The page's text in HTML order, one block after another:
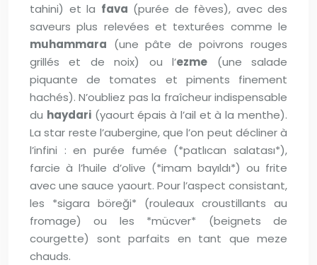
tahini) et la fava (purée de fèves), avec des
saveurs plus relevées et texturées comme le
muhammara (une pâte de poivrons rouges
grillés et de noix) ou l’ezme (une salade
piquante de tomates et piments finement
hachés). N’oubliez pas la fraîcheur indispensable
du haydari(yaourt épais à l’ail et à la menthe).
La star reste l’aubergine, que l’on peut décliner à
l’infini : en purée fumée (*patlıcan salatası*),
farcie à l’huile d’olive (*imam bayıldı*) ou frite
avec une sauce yaourt. Pour l’aspect consistant,
les *sigara böreği* (rouleaux croustillants au
fromage) ou les *mücver* (beignets de
courgette) sont parfaits en tant que meze
chauds.